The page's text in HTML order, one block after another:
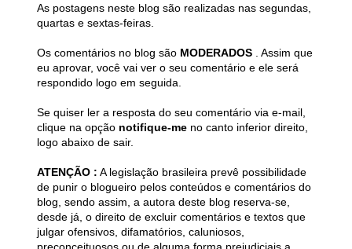
As postagens neste blog são realizadas nas segundas,
quartas e sextas-feiras.
Os comentários no blog são MODERADOS
. Assim que
eu aprovar, você vai ver o seu comentário e ele será
respondido logo em seguida.
Se quiser ler a resposta do seu comentário via e-mail,
clique na opção notifique-me no canto inferior direito,
logo abaixo de sair.
ATENÇÃO : A legislação brasileira prevê possibilidade
de punir o blogueiro pelos conteúdos e comentários do
blog, sendo assim, a autora deste blog reserva-se,
desde já, o direito de excluir comentários e textos que
julgar ofensivos, difamatórios, caluniosos,